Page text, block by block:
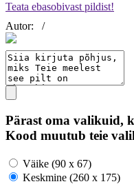
Teata ebasobivast pildist!
Autor:
/
Pärast oma valikuid,
Kood muutub teie
Väike (90 x 67)
Keskmine (260 x 175)